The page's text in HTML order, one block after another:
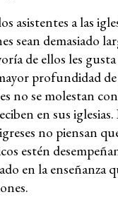
asistentes a las
sean demasiado
de ellos les
profundidad
no se molestan
en sus
no piensan
estén
en la enseñanza